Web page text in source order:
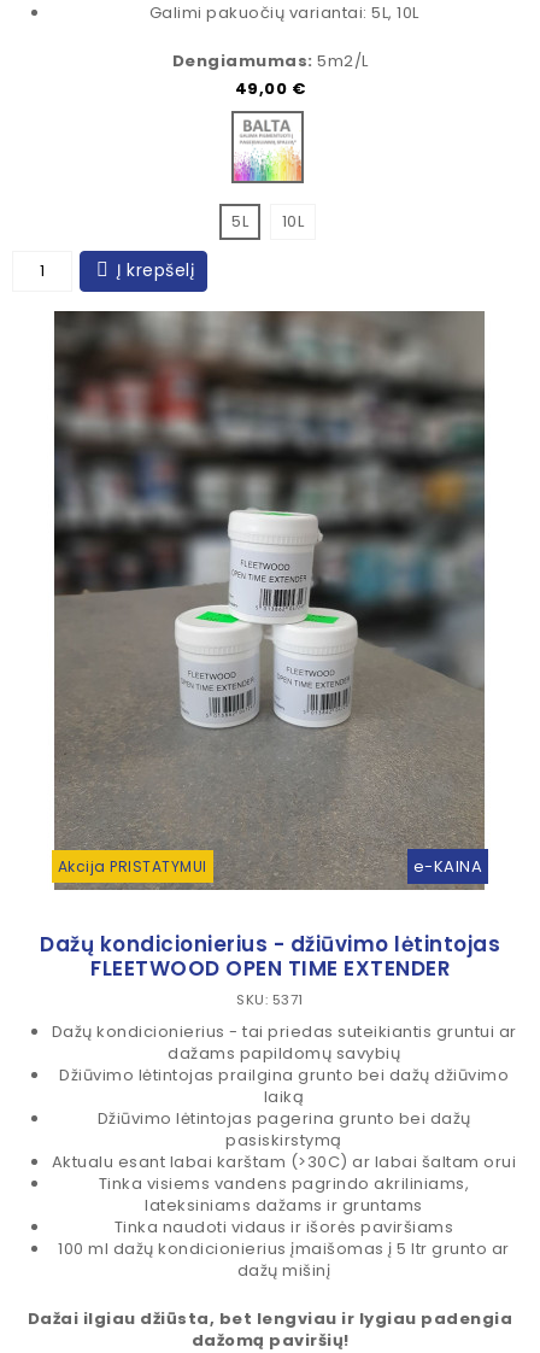
Galimi pakuočių variantai: 5L, 10L
Dengiamumas: 5m2/L
Kaina
49,00 €
Bazė spalvinimui
5L 10L
Į krepšelį
Akcija PRISTATYMUI e-KAINA
Dažų kondicionierius - džiūvimo lėtintojas
FLEETWOOD OPEN TIME EXTENDER
SKU: 5371
Dažų kondicionierius - tai priedas suteikiantis gruntui ar
dažams papildomų savybių
Džiūvimo lėtintojas prailgina grunto bei dažų džiūvimo
laiką
Džiūvimo lėtintojas pagerina grunto bei dažų
pasiskirstymą
Aktualu esant labai karštam (>30C) ar labai šaltam orui
Tinka visiems vandens pagrindo akriliniams,
lateksiniams dažams ir gruntams
Tinka naudoti vidaus ir išorės paviršiams
100 ml dažų kondicionierius įmaišomas į 5 ltr grunto ar
dažų mišinį
Dažai ilgiau džiūsta, bet lengviau ir lygiau padengia
dažomą paviršių!